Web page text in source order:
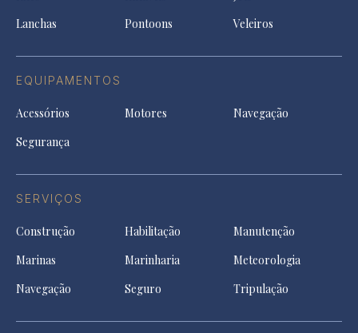
Lanchas
Pontoons Veleiros
EQUIPAMENTOS
Acessórios Motores
Navegação
Segurança
SERVIÇOS
Construção Habilitação
Manutenção
Marinas
Marinharia
Meteorologia
Navegação
Seguro Tripulação